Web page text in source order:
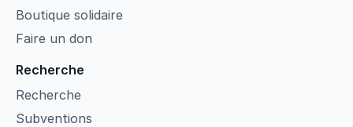
Boutique solidaire
Faire un don
Recherche
Recherche
Subventions